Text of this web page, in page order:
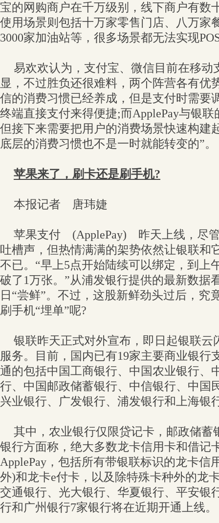
宝的网购商户在千万级别，线下商户有数
使用场景则包括十万家零售门店、八万家
3000家加油站等，很多场景都无法实现
易欢欢认为，支付宝、微信目前在移动
显，不过胜负还很难料，两个阵营各有优
信的消费习惯已经养成，但是支付时需要
终端直接支付来得便捷;而ApplePay与银
但接下来需要把用户的消费场景快速构建
底层的消费习惯也不是一时就能转变的”。
苹果来了，刷卡还是刷手机?
本报记者 唐玮婕
苹果支付 (ApplePay) 昨天上线，尽
吐槽声，但热情满满的架势依然让银联和
不已。“早上5点开始陆续可以绑定，到上
破了1万张。”从浦发银行提供的最新数据
日“尝鲜”。不过，这股新鲜劲头过后，究
刷手机“埋单”呢?
银联昨天正式对外宣布，即日起银联云
服务。目前，国内已有19家主要商业银行
通的包括中国工商银行、中国农业银行、
行、中国邮政储蓄银行、中信银行、中国
兴业银行、广发银行、浦发银行和上海银
其中，农业银行仅限贷记卡，邮政储蓄
银行方面称，绝大多数龙卡信用卡和借记
ApplePay，包括所有带银联标识的龙卡信
外)和龙卡e付卡，以及除特殊卡种外的龙
交通银行、光大银行、华夏银行、平安银
行和广州银行7家银行将在近期开通上线。